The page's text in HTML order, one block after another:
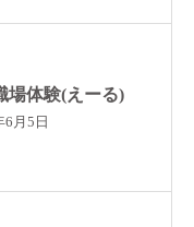
場体験(えーる)
6月5日